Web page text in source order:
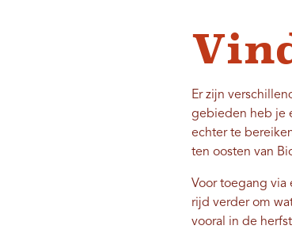
Er zijn
gebieden heb je
echter te
ten oosten van
Voor toegang via
rijd verder om
vooral in de